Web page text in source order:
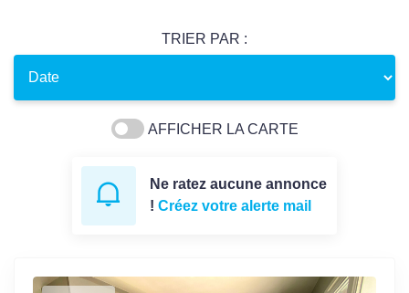
TRIER PAR :
AFFICHER LA CARTE
Ne ratez aucune annonce
! Créez votre alerte mail